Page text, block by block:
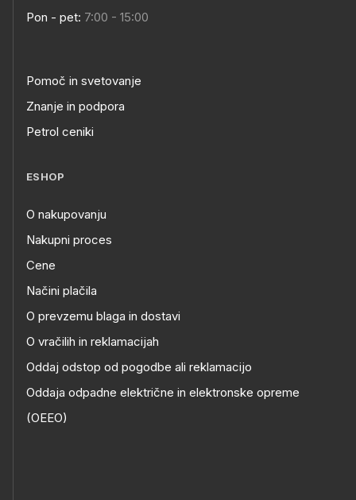
Pon - pet: 7:00 - 15:00
Pomoč in svetovanje
Znanje in podpora
Petrol ceniki
ESHOP
O nakupovanju
Nakupni proces
Cene
Načini plačila
O prevzemu blaga in dostavi
O vračilih in reklamacijah
Oddaj odstop od pogodbe ali reklamacijo
Oddaja odpadne električne in elektronske opreme
(OEEO)